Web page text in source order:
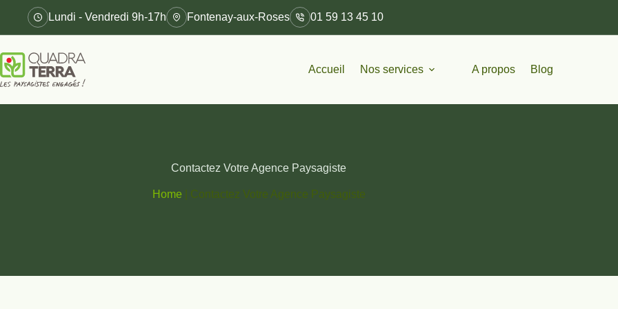
Passer
contenu
Lundi - Vendredi 9h-17h Fontenay-aux-Roses 01 59 13 45 10
Accueil Nos services A propos Blog
Contactez Votre Agence Paysagiste
Home Contactez Votre Agence Paysagiste